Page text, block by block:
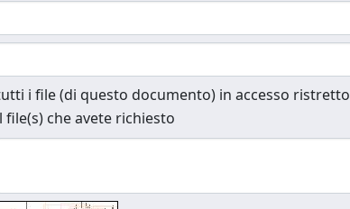
i file (di questo documento) in accesso ristretto
file(s) che avete richiesto